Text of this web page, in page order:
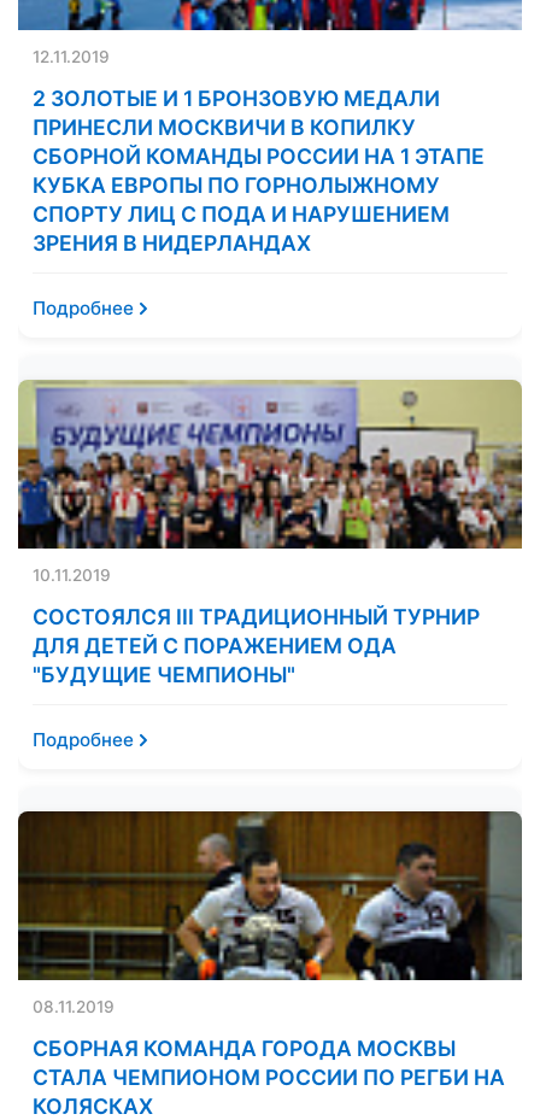
12.11.2019
2 ЗОЛОТЫЕ И 1 БРОНЗОВУЮ МЕДАЛИ
ПРИНЕСЛИ МОСКВИЧИ В КОПИЛКУ
СБОРНОЙ КОМАНДЫ РОССИИ НА 1 ЭТАПЕ
КУБКА ЕВРОПЫ ПО ГОРНОЛЫЖНОМУ
СПОРТУ ЛИЦ С ПОДА И НАРУШЕНИЕМ
ЗРЕНИЯ В НИДЕРЛАНДАХ
Подробнее
10.11.2019
СОСТОЯЛСЯ III ТРАДИЦИОННЫЙ ТУРНИР
ДЛЯ ДЕТЕЙ С ПОРАЖЕНИЕМ ОДА
"БУДУЩИЕ ЧЕМПИОНЫ"
Подробнее
08.11.2019
СБОРНАЯ КОМАНДА ГОРОДА МОСКВЫ
СТАЛА ЧЕМПИОНОМ РОССИИ ПО РЕГБИ НА
КОЛЯСКАХ